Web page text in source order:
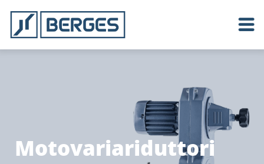
Motovariariduttori